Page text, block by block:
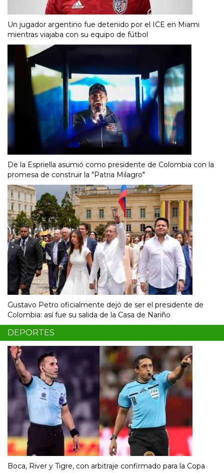
Un jugador argentino fue detenido por el ICE en Miami
mientras viajaba con su equipo de fútbol
De la Espriella asumió como presidente de Colombia con la
promesa de construir la "Patria Milagro"
Gustavo Petro oficialmente dejó de ser el presidente de
Colombia: así fue su salida de la Casa de Nariño
DEPORTES
Boca, River y Tigre, con arbitraje confirmado para la Copa